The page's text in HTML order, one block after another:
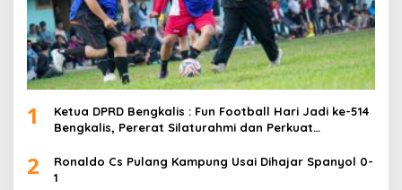
1
Ketua DPRD Bengkalis : Fun Football Hari Jadi ke-514
Bengkalis, Pererat Silaturahmi dan Perkuat
2
Ronaldo Cs Pulang Kampung Usai Dihajar Spanyol 0-
1